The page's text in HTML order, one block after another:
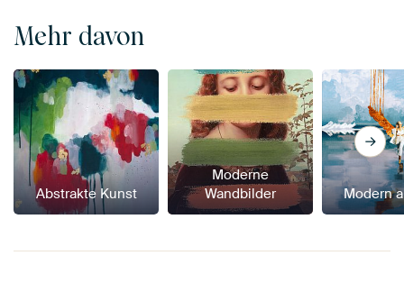
Mehr davon
Abstrakte Kunst
Moderne
Wandbilder
Modern